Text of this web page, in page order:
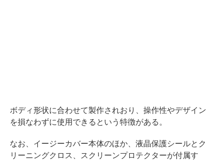
ボディ形状に合わせて製作されおり、操作性やデザイン
を損なわずに使用できるという特徴がある。
なお、イージーカバー本体のほか、液晶保護シールとク
リーニングクロス、スクリーンプロテクターが付属す